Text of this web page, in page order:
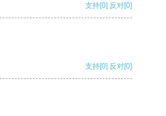
支持[0] 反对[0]
支持[0] 反对[0]